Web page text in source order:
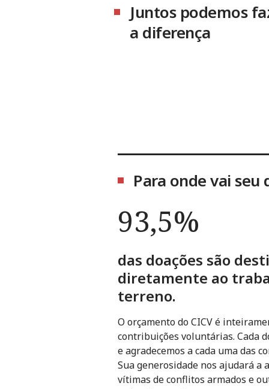
Juntos podemos
a diferença
Para onde vai seu
93,5%
das doações são
diretamente ao
terreno.
O orçamento do CICV é
contribuições voluntárias. Cada
e agradecemos a cada uma das
Sua generosidade nos ajudará a
vítimas de conflitos armados e